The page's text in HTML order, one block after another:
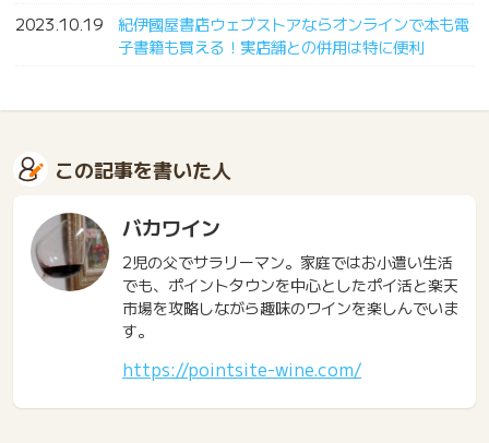
2023.10.19
紀伊國屋書店ウェブストアならオンラインで本も電
子書籍も買える！実店舗との併用は特に便利
この記事を書いた人
バカワイン
2児の父でサラリーマン。家庭ではお小遣い生活
でも、ポイントタウンを中心としたポイ活と楽天
市場を攻略しながら趣味のワインを楽しんでいま
す。
https://pointsite-wine.com/